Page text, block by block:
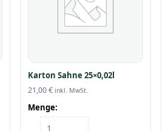
Karton Sahne 25×0,02l
21,00€ inkl. MwSt.
Menge:
Karton